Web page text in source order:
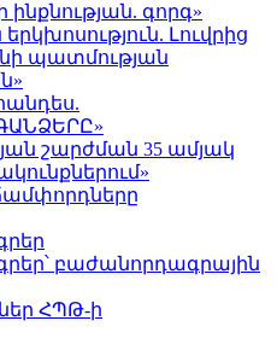
ինքնության. գորգ»
Լուվրից
պատմության
շարժման 35 ամյակ
բաժանորդագրային
ՀՊԹ-ի